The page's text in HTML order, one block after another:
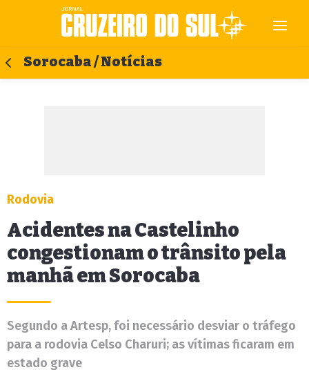
Sorocaba / Notícias
Rodovia
Acidentes na Castelinho
congestionam o trânsito pela
manhã em Sorocaba
Segundo a Artesp, foi necessário desviar o tráfego
para a rodovia Celso Charuri; as vítimas ficaram em
estado grave